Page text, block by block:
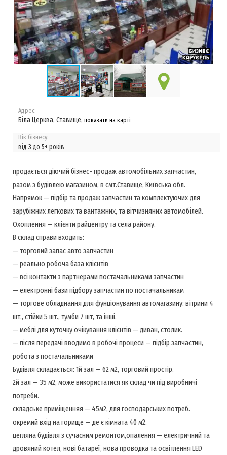
Адрес:
Біла Церква, Ставище, показати на карті
Вік бізнесу:
від 3 до 5+ років
продається діючий бізнес- продаж автомобільних запчастин,
разом з будівлею магазином, в смт.Ставище, Київська обл.
Напрямок — підбір та продаж запчастин та комплектуючих для
зарубіжних легкових та вантажних, та вітчизняних автомобілей.
Охоплення — клієнти райцентру та села району.
В склад справи входить:
— торговий запас авто запчастин
— реально робоча база клієнтів
— всі контакти з партнерами постачальниками запчастин
— електронні бази підбору запчастин по постачальникам
— торгове обладнання для фунціонування автомагазину: вітрини 4
шт., стійки 5 шт., тумби 7 шт, та інші.
— меблі для куточку очікування клієнтів — диван, столик.
— після передачі вводимо в робочі процеси — підбір запчастин,
робота з постачальниками
Будівля складається: 1й зал — 62 м2, торговий простір.
2й зал — 35 м2, може використатися як склад чи під виробничі
потреби.
складське приміщенняя — 45м2, для господарських потреб.
окремий вхід на горище — де є кімната 40 м2.
цегляна будівля з сучасним ремонтом,опалення — електричний та
дровяний котел, нові батареї, нова проводка та освітлення LED